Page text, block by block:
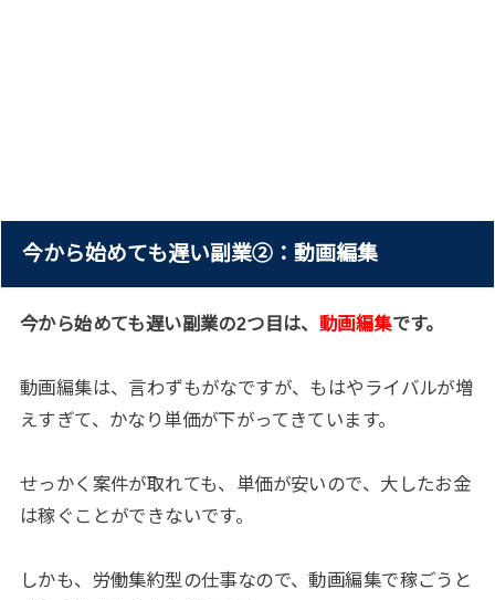
今から始めても遅い副業②：動画編集
今から始めても遅い副業の2つ目は、 動画編集です。
動画編集は、言わずもがなですが、もはやライバルが増
えすぎて、かなり単価が下がってきています。
せっかく案件が取れても、単価が安いので、大したお金
は稼ぐことができないです。
しかも、労働集約型の仕事なので、動画編集で稼ごうと